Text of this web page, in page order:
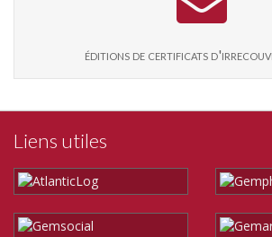
éditions de certificats
Liens utiles